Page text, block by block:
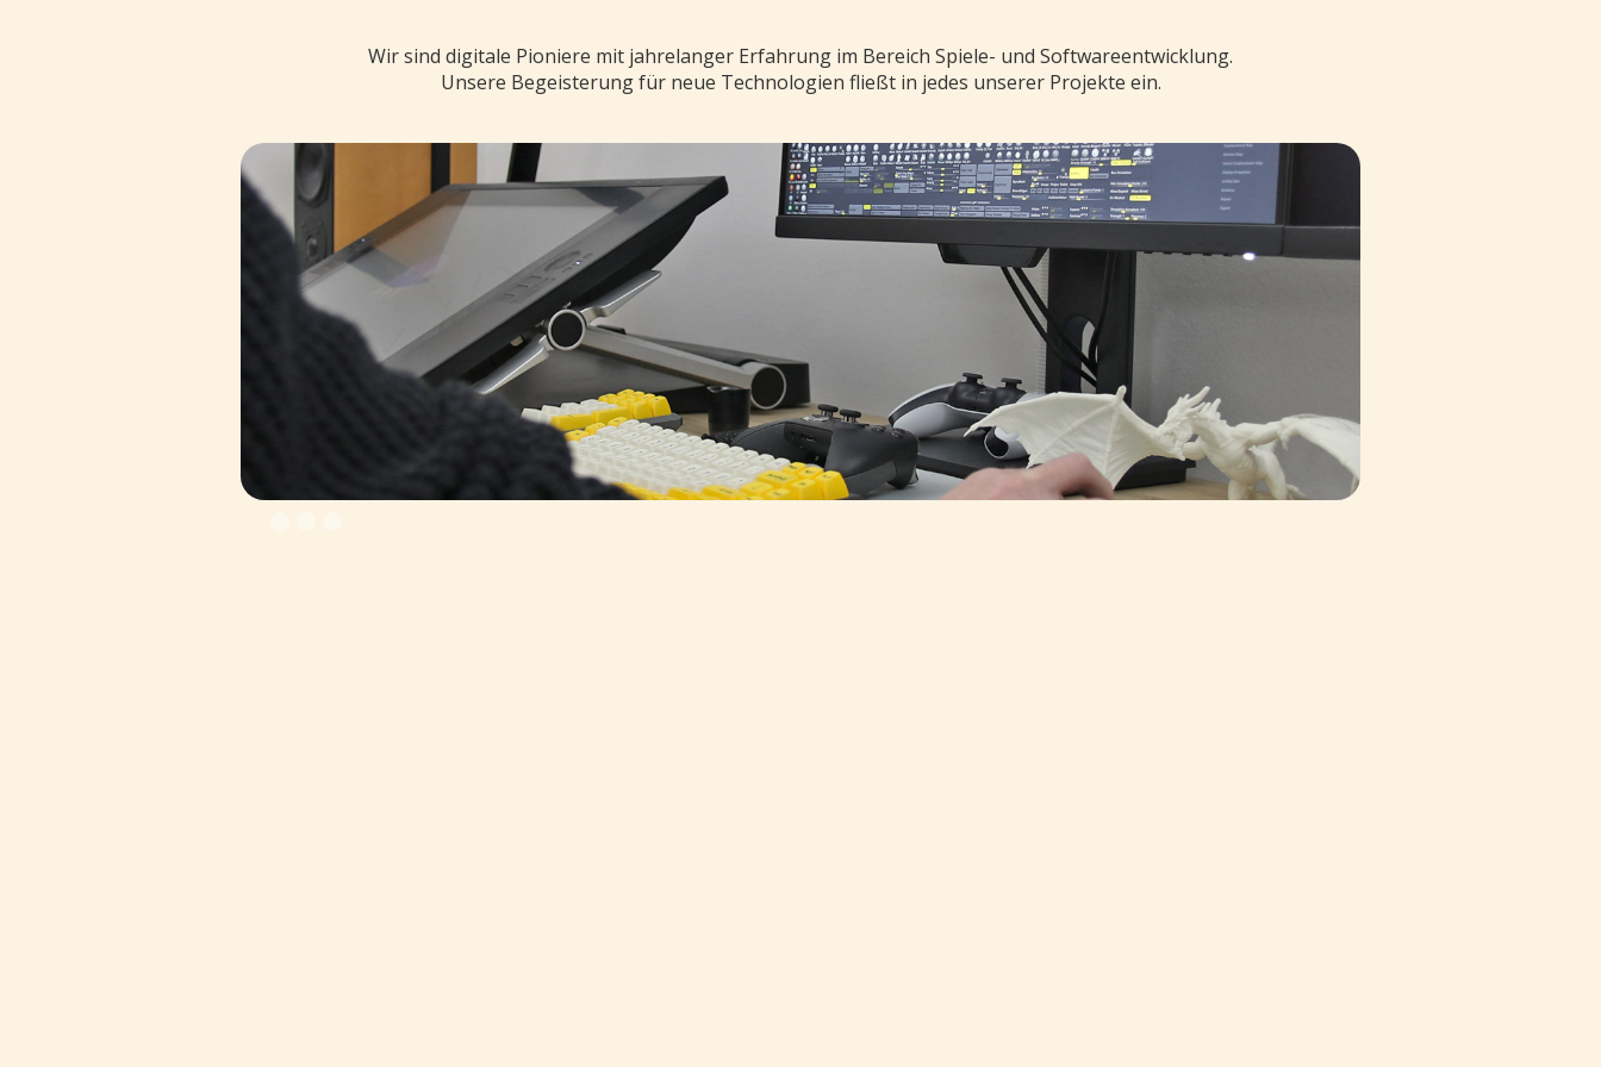
Wir sind digitale Pioniere mit jahrelanger Erfahrung im Bereich Spiele- und Softwareentwicklung.
Unsere Begeisterung für neue Technologien fließt in jedes unserer Projekte ein.